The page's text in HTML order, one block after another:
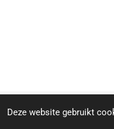
Deze website gebruikt
© 2024 -